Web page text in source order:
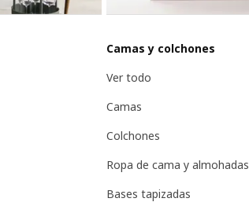
Camas y colchones
Ver todo
Camas
Colchones
Ropa de cama y almohadas
Bases tapizadas